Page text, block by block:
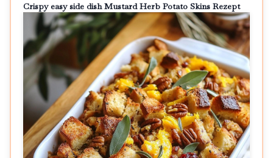
Crispy easy side dish Mustard Herb Potato Skins Rezept